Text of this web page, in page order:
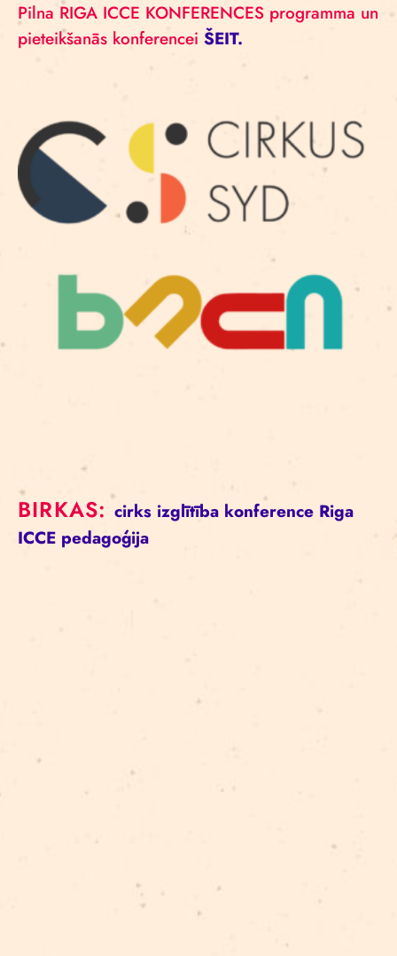
Pilna RIGA ICCE KONFERENCES programma un
pieteikšanās konferencei ŠEIT.
BIRKAS: cirks izglītība konference Riga
ICCE pedagoģija